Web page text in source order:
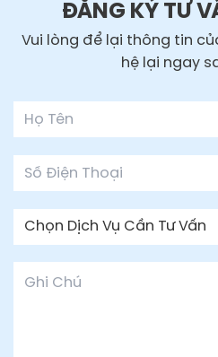
ĐĂNG KÝ TƯ
Vui lòng để lại thông tin
hệ lại ngay